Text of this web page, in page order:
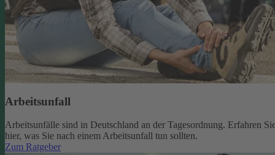
Arbeitsunfall
Arbeitsunfälle sind in Deutschland an der Tagesordnung. Erfahren
hier, was Sie nach einem Arbeitsunfall tun sollten.
Zum Ratgeber